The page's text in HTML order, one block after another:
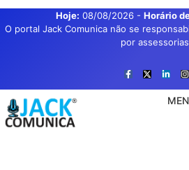
Hoje: 08/08/2026- Horário
O portal Jack Comunica não se
por